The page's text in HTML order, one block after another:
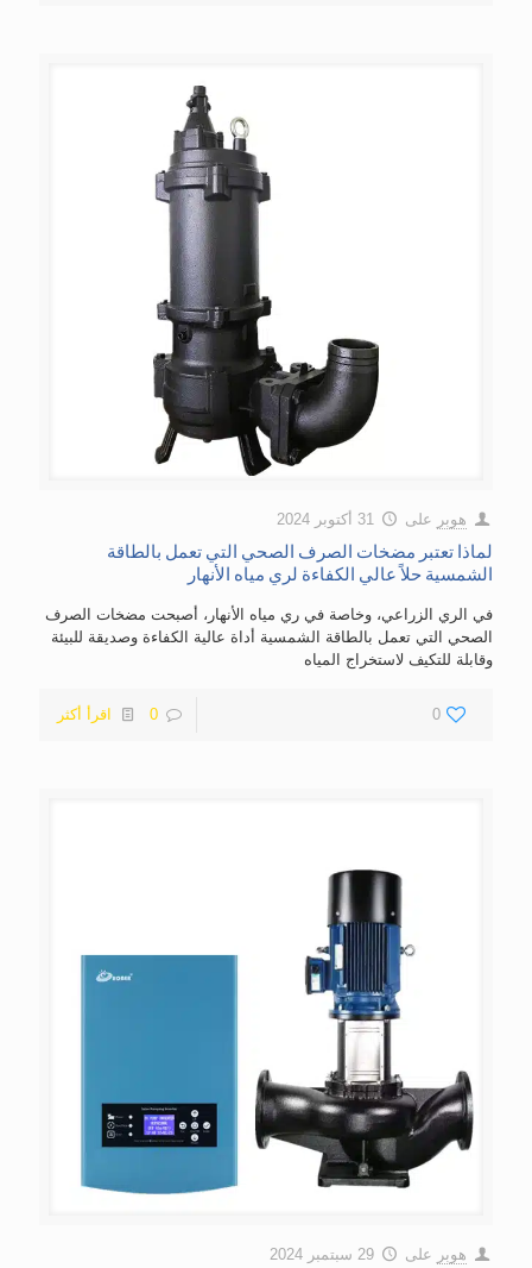
هوبر على 31 أكتوبر 2024
لماذا تعتبر مضخات الصرف الصحي التي تعمل بالطاقة
الشمسية حلاً عالي الكفاءة لري مياه الأنهار
في الري الزراعي، وخاصة في ري مياه الأنهار، أصبحت مضخات الصرف
الصحي التي تعمل بالطاقة الشمسية أداة عالية الكفاءة وصديقة للبيئة
وقابلة للتكيف لاستخراج المياه
0
0 اقرأ أكثر
هوبر على 29 سبتمبر 2024